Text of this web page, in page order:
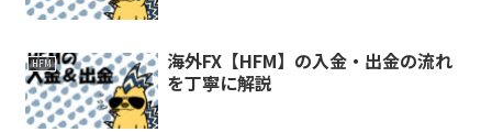
HFM
海外FX【HFM】の入金・出金の流れ
を丁寧に解説